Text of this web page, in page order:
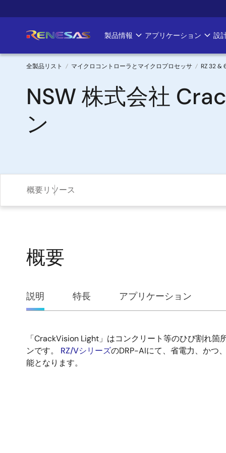
イ
ン
Main
navigation
製品情報 アプリケーション 設
パ
ン
く
全製品リスト マイクロコントローラとマイクロプロセッサ RZ 32 &
NSW 株式会社
ン
概要リソース
概要
概
説明 特長 アプリケーション
説
明
「CrackVision Light」はコンクリート等のひび割れ箇
ンです。 RZ/VシリーズのDRP-AIにて、省電力、かつ
能となります。